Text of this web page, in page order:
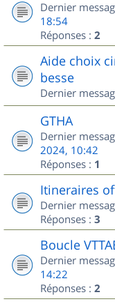
Dernier
18:54
Réponses : 2
Aide choix
besse
Dernier
GTHA
Dernier
2024, 10:42
Réponses : 1
Itineraires
Dernier
Réponses : 3
Boucle
Dernier
14:22
Réponses : 2